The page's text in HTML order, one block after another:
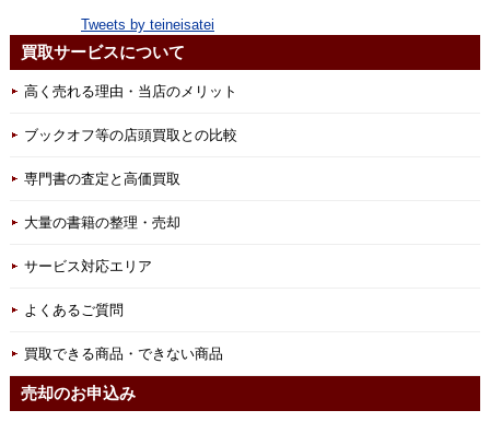
Tweets by teineisatei
買取サービスについて
高く売れる理由・当店のメリット
ブックオフ等の店頭買取との比較
専門書の査定と高価買取
大量の書籍の整理・売却
サービス対応エリア
よくあるご質問
買取できる商品・できない商品
売却のお申込み